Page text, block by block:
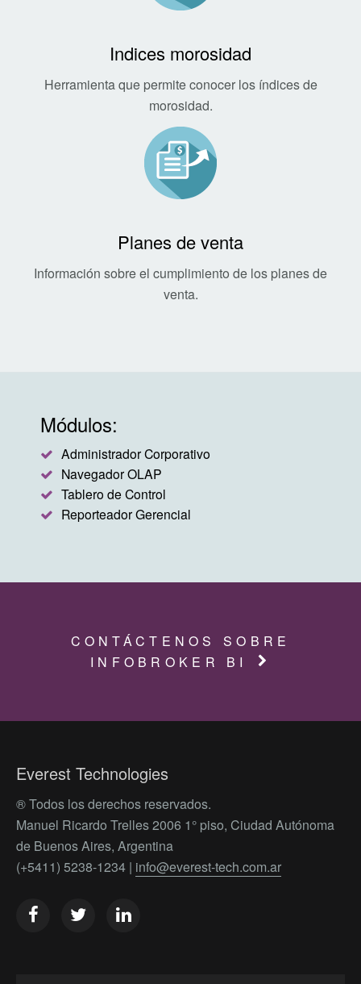
Indices morosidad
Herramienta que permite conocer los índices de
morosidad.
Planes de venta
Información sobre el cumplimiento de los planes de
venta.
Módulos:
Administrador Corporativo
Navegador OLAP
Tablero de Control
Reporteador Gerencial
CONTÁCTENOS SOBRE
INFOBROKER BI
Everest Technologies
® Todos los derechos reservados.
Manuel Ricardo Trelles 2006 1° piso, Ciudad Autónoma
de Buenos Aires, Argentina
(+5411) 5238-1234 | info@everest-tech.com.ar